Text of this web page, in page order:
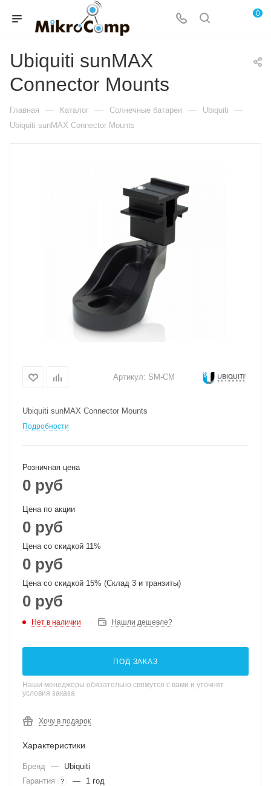
0
Ubiquiti sunMAX
Connector Mounts
Главная — Каталог — Солнечные батареи — Ubiquiti —
Ubiquiti sunMAX Connector Mounts
Артикул: SM-CM
Ubiquiti sunMAX Connector Mounts
Подробности
Розничная цена
0 руб
Цена по акции
0 руб
Цена со скидкой 11%
0 руб
Цена со скидкой 15% (Склад 3 и транзиты)
0 руб
Нет в наличии Нашли дешевле?
ПОД ЗАКАЗ
Наши менеджеры обязательно свяжутся с вами и уточнят
условия заказа
Хочу в подарок
Характеристики
Бренд —
Ubiquiti
Гарантия
? —
1 год